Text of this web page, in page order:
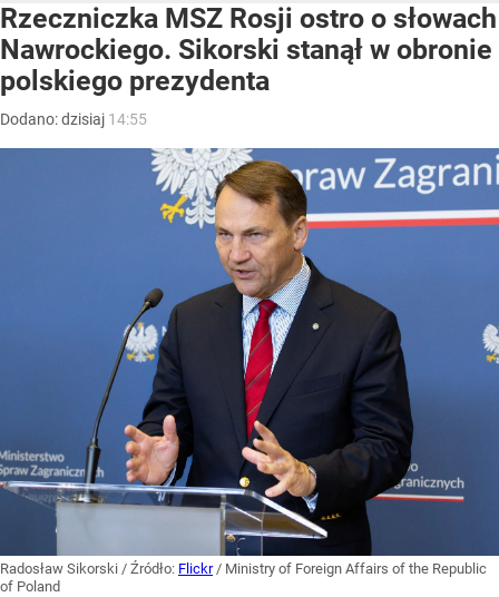
Rzeczniczka MSZ Rosji ostro o słowach
Nawrockiego. Sikorski stanął w obronie
polskiego prezydenta
Dodano:dzisiaj 14:55
Radosław Sikorski / Źródło: Flickr / Ministry of Foreign Affairs of the Republic
of Poland